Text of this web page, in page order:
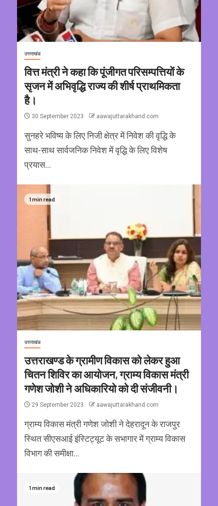
उत्तराखंड
वित्त मंत्री ने कहा कि पूंजीगत परिसम्पत्तियों के
सृजन में अभिवृद्धि राज्य की शीर्ष प्राथमिकता
है।
30 September 2023 aawajuttarakhand.com
सुनहरे भविष्य के लिए निजी क्षेत्र में निवेश की वृद्धि के
साथ-साथ सार्वजनिक निवेश में वृद्धि के लिए विशेष
प्रयास...
1 min read
उत्तराखंड
उत्तराखण्ड के ग्रामीण विकास को लेकर हुआ
चितन शिविर का आयोजन, ग्राम्य विकास मंत्री
गणेश जोशी ने अधिकारियो को दी संजीवनी।
29 September 2023 aawajuttarakhand.com
ग्राम्य विकास मंत्री गणेश जोशी ने देहरादून के राजपुर
स्थित सीएसआई इंस्टिट्यूट के सभागार में ग्राम्य विकास
विभाग की समीक्षा...
1 min read